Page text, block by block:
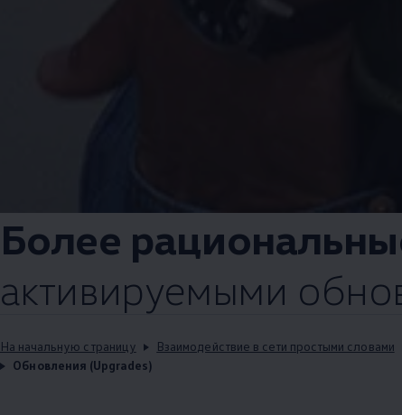
Более
активируемыми
На начальную страницу Взаимодействие в сети простыми словами
Обновления (Upgrades)